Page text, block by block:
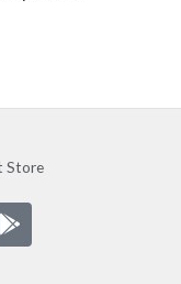
Store
G
o